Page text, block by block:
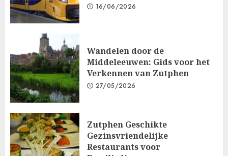
16/06/2026
Wandelen door de
Middeleeuwen: Gids voor het
Verkennen van Zutphen
27/05/2026
Zutphen Geschikte
Gezinsvriendelijke
Restaurants voor